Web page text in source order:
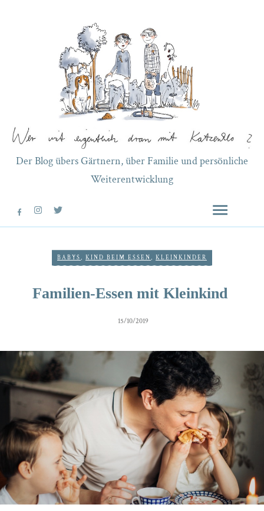
Der Blog übers Gärtnern, über Familie und persönliche
Weiterentwicklung
BABYS , KIND BEIM ESSEN , KLEINKINDER
Familien-Essen mit Kleinkind
15/10/2019